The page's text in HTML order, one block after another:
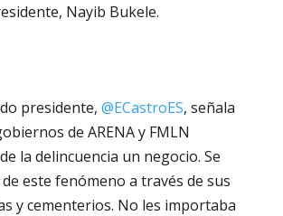
Nayib Bukele.
presidente, @ECastroES, señala
de ARENA y FMLN
la delincuencia un negocio. Se
este fenómeno a través de sus
y cementerios. No les importaba